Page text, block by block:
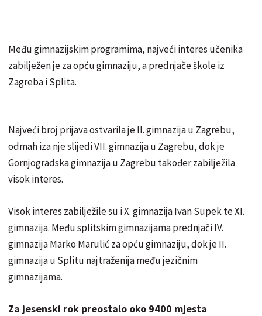
Među gimnazijskim programima, najveći interes učenika
zabilježen je za opću gimnaziju, a prednjače škole iz
Zagreba i Splita.
Najveći broj prijava ostvarila je II. gimnazija u Zagrebu,
odmah iza nje slijedi VII. gimnazija u Zagrebu, dok je
Gornjogradska gimnazija u Zagrebu također zabilježila
visok interes.
Visok interes zabilježile su i X. gimnazija Ivan Supek te XI.
gimnazija. Među splitskim gimnazijama prednjači IV.
gimnazija Marko Marulić za opću gimnaziju, dok je II.
gimnazija u Splitu najtraženija među jezičnim
gimnazijama.
Za jesenski rok preostalo oko 9400 mjesta